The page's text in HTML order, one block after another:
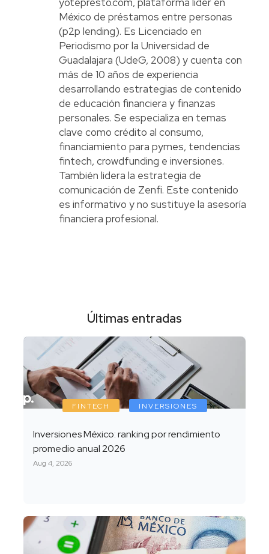
México de préstamos entre personas
(p2p lending). Es Licenciado en
Periodismo por la Universidad de
Guadalajara (UdeG, 2008) y cuenta con
más de 10 años de experiencia
desarrollando estrategias de contenido
de educación financiera y finanzas
personales. Se especializa en temas
clave como crédito al consumo,
financiamiento para pymes, tendencias
fintech, crowdfunding e inversiones.
También lidera la estrategia de
comunicación de Zenfi. Este contenido
es informativo y no sustituye la asesoría
financiera profesional.
Últimas entradas
FINTECH INVERSIONES
Inversiones México: ranking por rendimiento
promedio anual 2026
Aug 4, 2026